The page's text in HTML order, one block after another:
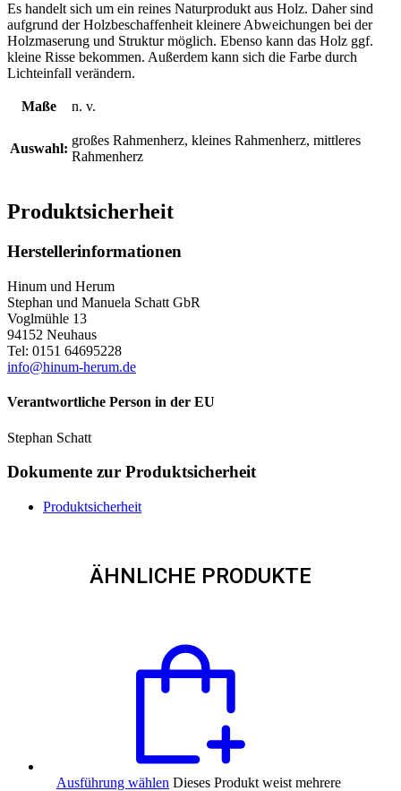
Es handelt sich um ein reines Naturprodukt aus Holz. Daher sind
aufgrund der Holzbeschaffenheit kleinere Abweichungen bei der
Holzmaserung und Struktur möglich. Ebenso kann das Holz ggf.
kleine Risse bekommen. Außerdem kann sich die Farbe durch
Lichteinfall verändern.
Maße n. v.
Auswahl:
großes Rahmenherz, kleines Rahmenherz, mittleres
Rahmenherz
Produktsicherheit
Herstellerinformationen
Hinum und Herum
Stephan und Manuela Schatt GbR
Voglmühle 13
94152 Neuhaus
Tel: 0151 64695228
info@hinum-herum.de
Verantwortliche Person in der EU
Stephan Schatt
Dokumente zur Produktsicherheit
Produktsicherheit
ÄHNLICHE PRODUKTE
Ausführung wählen Dieses Produkt weist mehrere